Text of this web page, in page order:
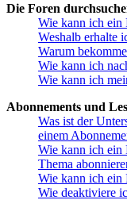
Die Foren
Wie kann ich ein
Weshalb erhalte
Warum
Wie kann ich
Wie kann ich
Abonnements und
Was ist der
einem
Wie kann ich ein
Thema
Wie kann ich ein
Wie deaktiviere